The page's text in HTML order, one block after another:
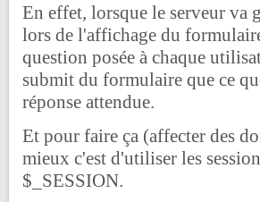
En effet, lorsque le serveur va
lors de l'affichage du
question posée à chaque
submit du formulaire que ce
réponse attendue.
Et pour faire ça (affecter des
mieux c'est d'utiliser les
$_SESSION.